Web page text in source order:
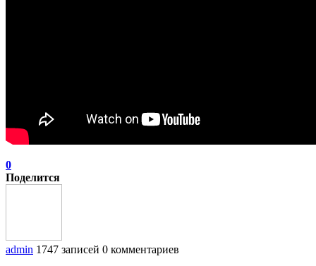
0
Поделится
admin 1747 записей 0 комментариев